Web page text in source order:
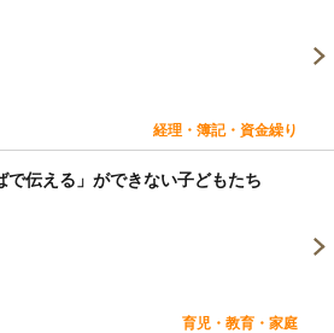
経理・簿記・資金繰り
で伝える」ができない子どもたち
育児・教育・家庭